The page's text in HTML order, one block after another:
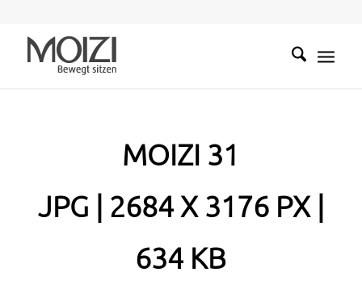
MOIZI 31
JPG | 2684 X 3176 PX |
634 KB